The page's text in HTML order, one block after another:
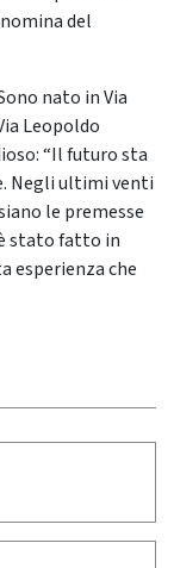
del
nato in Via
Leopoldo
“Il futuro sta
Negli ultimi venti
le premesse
stato fatto in
esperienza che